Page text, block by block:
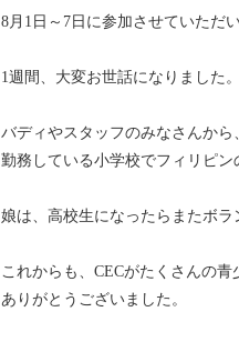
8月1日～7日に参加させていただ
1週間、大変お世話になりました
バディやスタッフのみなさんから
勤務している小学校でフィリピン
娘は、高校生になったらまたボラ
これからも、CECがたくさんの
ありがとうございました。